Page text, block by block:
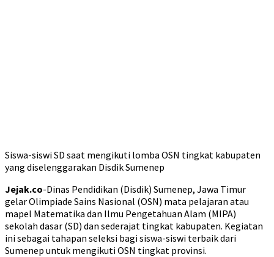
Siswa-siswi SD saat mengikuti lomba OSN tingkat kabupaten
yang diselenggarakan Disdik Sumenep
Jejak.co-Dinas Pendidikan (Disdik) Sumenep, Jawa Timur
gelar Olimpiade Sains Nasional (OSN) mata pelajaran atau
mapel Matematika dan Ilmu Pengetahuan Alam (MIPA)
sekolah dasar (SD) dan sederajat tingkat kabupaten. Kegiatan
ini sebagai tahapan seleksi bagi siswa-siswi terbaik dari
Sumenep untuk mengikuti OSN tingkat provinsi.